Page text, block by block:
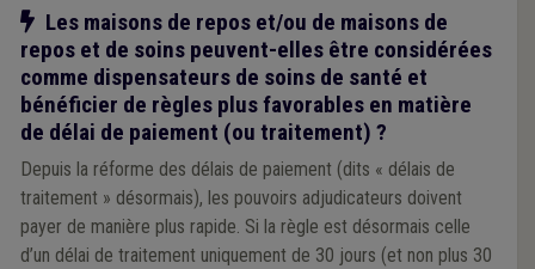
Notre action
Les maisons de repos et/ou de maisons de
repos et de soins peuvent-elles être considérées
comme dispensateurs de soins de santé et
bénéficier de règles plus favorables en matière
de délai de paiement (ou traitement) ?
Depuis la réforme des délais de paiement (dits « délais de
traitement » désormais), les pouvoirs adjudicateurs doivent
payer de manière plus rapide. Si la règle est désormais celle
d’un délai de traitement uniquement de 30 jours (et non plus 30